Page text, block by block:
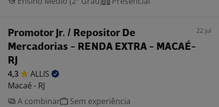
Promotor Jr. / Repositor De
Mercadorias - RENDA EXTRA - MACAÉ-
RJ
22 jul
4,3
ALLIS
Macaé - RJ
A combinar
Sem experiência